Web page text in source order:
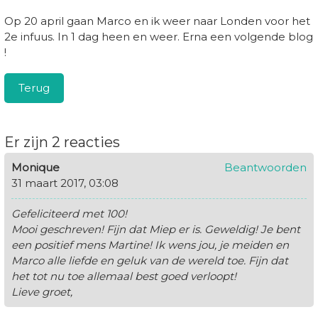
Op 20 april gaan Marco en ik weer naar Londen voor het
2e infuus. In 1 dag heen en weer. Erna een volgende blog
!
Terug
Er zijn 2 reacties
Beantwoorden
Monique
31 maart 2017, 03:08
Gefeliciteerd met 100!
Mooi geschreven! Fijn dat Miep er is. Geweldig! Je bent
een positief mens Martine! Ik wens jou, je meiden en
Marco alle liefde en geluk van de wereld toe. Fijn dat
het tot nu toe allemaal best goed verloopt!
Lieve groet,